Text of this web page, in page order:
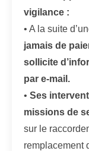
vigilance :
• A la suite
jamais de
sollicite
par e-mail.
• Ses
missions de
sur le
remplacement